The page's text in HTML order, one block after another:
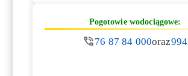
Pogotowie wodociągowe:
76 87 84 000oraz994